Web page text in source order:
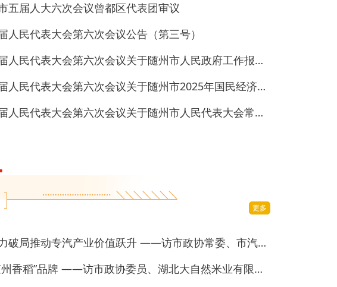
五届人大六次会议曾都区代表团审议
人民代表大会第六次会议公告（第三号）
随州市第五届人民代表大会第六次会议关于随州市人民政府工作报告的决议
随州市第五届人民代表大会第六次会议关于随州市2025年国民经济和社会发展计划执行情况与2026年计划的决议
随州市第五届人民代表大会第六次会议关于随州市人民代表大会常务委员会工作报告的决议
更多
以新质生产力破局推动专汽产业价值跃升 ——访市政协常委、市汽车协会会长陈勇
持续擦亮“随州香稻”品牌 ——访市政协委员、湖北大自然米业有限公司总经理陈实